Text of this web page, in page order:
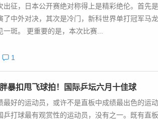
1
暴扣甩飞球拍！国际乒坛六月十佳球
，加之个人灵异的发挥，往往能...